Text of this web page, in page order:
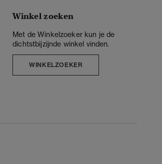
Winkel zoeken
Met de Winkelzoeker kun je de
dichtstbijzijnde winkel vinden.
WINKELZOEKER